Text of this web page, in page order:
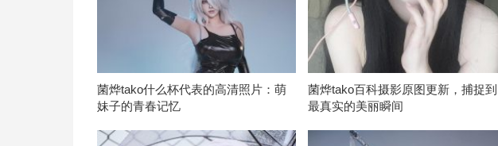
菌烨tako什么杯代表的高清照片：萌
妹子的青春记忆
菌烨tako百科摄影原图更新，捕捉到
最真实的美丽瞬间